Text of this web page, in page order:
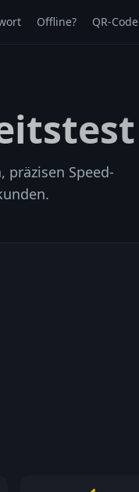
Offline? QR-Code
Speed-